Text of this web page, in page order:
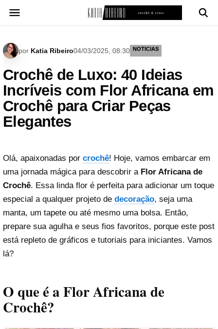
para
por Katia Ribeiro04/03/2025, 08:30 NOTICIAS
Crochê de Luxo: 40 Ideias
Incríveis com Flor Africana em
Crochê para Criar Peças
Elegantes
Olá, apaixonadas por crochê! Hoje, vamos embarcar em
uma jornada mágica para descobrir a Flor Africana de
Crochê. Essa linda flor é perfeita para adicionar um toque
especial a qualquer projeto de decoração, seja uma
manta, um tapete ou até mesmo uma bolsa. Então,
prepare sua agulha e seus fios favoritos, porque este post
está repleto de gráficos e tutoriais para iniciantes. Vamos
lá?
O que é a Flor Africana de
Crochê?